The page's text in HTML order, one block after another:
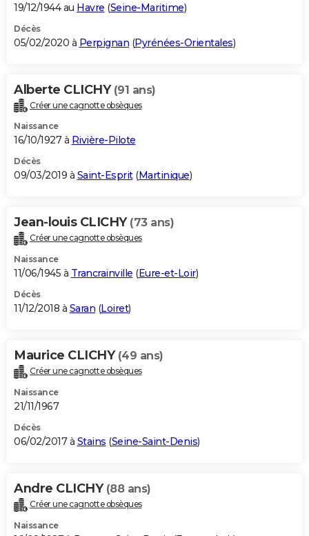
19/12/1944 au Havre (Seine-Maritime)
Décès
05/02/2020 à Perpignan (Pyrénées-Orientales)
Alberte CLICHY (91 ans)
Créer une cagnotte obsèques
Naissance
16/10/1927 à Rivière-Pilote
Décès
09/03/2019 à Saint-Esprit(Martinique)
Jean-louis CLICHY (73 ans)
Créer une cagnotte obsèques
Naissance
11/06/1945 à Trancrainville (Eure-et-Loir)
Décès
11/12/2018 à Saran (Loiret)
Maurice CLICHY (49 ans)
Créer une cagnotte obsèques
Naissance
21/11/1967
Décès
06/02/2017 à Stains (Seine-Saint-Denis)
Andre CLICHY (88 ans)
Créer une cagnotte obsèques
Naissance